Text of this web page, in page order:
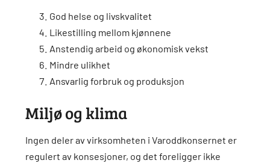
God helse og livskvalitet
Likestilling mellom kjønnene
Anstendig arbeid og økonomisk vekst
Mindre ulikhet
Ansvarlig forbruk og produksjon
Miljø og klima
Ingen deler av virksomheten i Varoddkonsernet er
regulert av konsesjoner, og det foreligger ikke